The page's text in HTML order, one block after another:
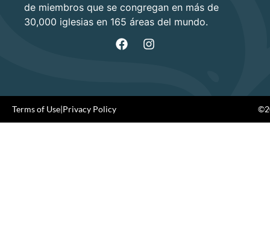
de miembros que se congregan en más de
30,000 iglesias en 165 áreas del mundo.
Terms of Use|Privacy Policy